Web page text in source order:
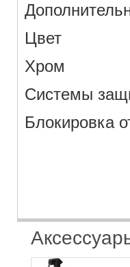
Цвет
Хром
Системы
Блокировка